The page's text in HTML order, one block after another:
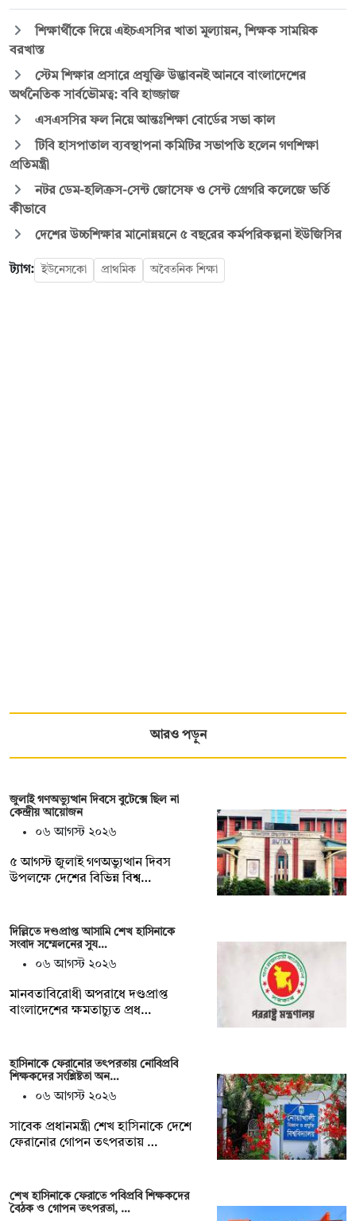
শিক্ষার্থীকে দিয়ে এইচএসসির খাতা মূল্যায়ন, শিক্ষক সাময়িক
বরখাস্ত
স্টেম শিক্ষার প্রসারে প্রযুক্তি উদ্ভাবনই আনবে বাংলাদেশের
অর্থনৈতিক সার্বভৌমত্ব: ববি হাজ্জাজ
এসএসসির ফল নিয়ে আন্তঃশিক্ষা বোর্ডের সভা কাল
টিবি হাসপাতাল ব্যবস্থাপনা কমিটির সভাপতি হলেন গণশিক্ষা
প্রতিমন্ত্রী
নটর ডেম-হলিক্রস-সেন্ট জোসেফ ও সেন্ট গ্রেগরি কলেজে ভর্তি
কীভাবে
দেশের উচ্চশিক্ষার মানোন্নয়নে ৫ বছরের কর্মপরিকল্পনা ইউজিসির
ট্যাগ: ইউনেসকো প্রাথমিক অবৈতনিক শিক্ষা
আরও পড়ুন
জুলাই গণঅভ্যুত্থান দিবসে বুটেক্সে ছিল না
কেন্দ্রীয় আয়োজন
০৬ আগস্ট ২০২৬
৫ আগস্ট জুলাই গণঅভ্যুত্থান দিবস
উপলক্ষে দেশের বিভিন্ন বিশ্ব…
দিল্লিতে দণ্ডপ্রাপ্ত আসামি শেখ হাসিনাকে
সংবাদ সম্মেলনের সুয…
০৬ আগস্ট ২০২৬
মানবতাবিরোধী অপরাধে দণ্ডপ্রাপ্ত
বাংলাদেশের ক্ষমতাচ্যুত প্রধ…
হাসিনাকে ফেরানোর তৎপরতায় নোবিপ্রবি
শিক্ষকদের সংশ্লিষ্টতা অন…
০৬ আগস্ট ২০২৬
সাবেক প্রধানমন্ত্রী শেখ হাসিনাকে দেশে
ফেরানোর গোপন তৎপরতায় …
শেখ হাসিনাকে ফেরাতে পবিপ্রবি শিক্ষকদের
বৈঠক ও গোপন তৎপরতা, …